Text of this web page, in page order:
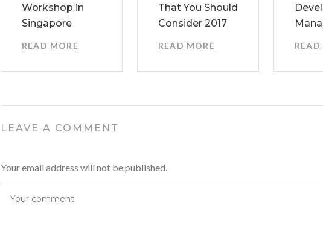
Workshop in
Singapore
READ MORE
That You Should
Consider 2017
READ MORE READ
LEAVE A COMMENT
Your email address will not be published.